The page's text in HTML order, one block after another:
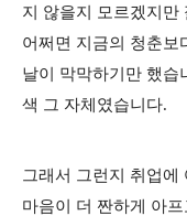
지 않을지 모르겠지만
어쩌면 지금의 청춘보
날이 막막하기만 했습
색 그 자체였습니다.
그래서 그런지 취업에
마음이 더 짠하게 아